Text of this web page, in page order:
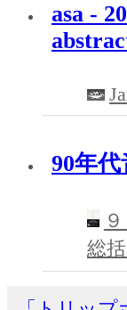
asa -
90年
総